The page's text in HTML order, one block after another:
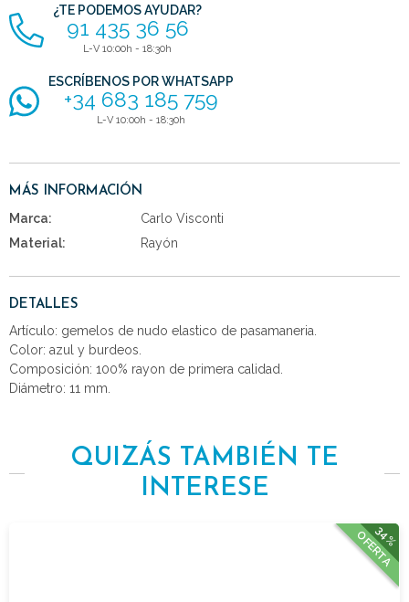
¿TE PODEMOS AYUDAR?
91 435 36 56
L-V 10:00h - 18:30h
ESCRÍBENOS POR WHATSAPP
+34 683 185 759
L-V 10:00h - 18:30h
MÁS INFORMACIÓN
Marca:
Carlo Visconti
Material:
Rayón
DETALLES
Artículo: gemelos de nudo elastico de pasamaneria.
Color: azul y burdeos.
Composición: 100% rayon de primera calidad.
Diámetro: 11 mm.
QUIZÁS TAMBIÉN TE
INTERESE
34%
OFERTA